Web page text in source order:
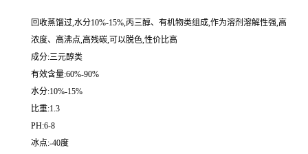
回收蒸馏过,水分10%-15%,丙三醇、有机物类组成,作为溶剂溶解性强,高
浓度、高沸点,高残碳,可以脱色,性价比高
成分:三元醇类
有效含量:60%-90%
水分:10%-15%
比重:1.3
PH:6-8
冰点:-40度